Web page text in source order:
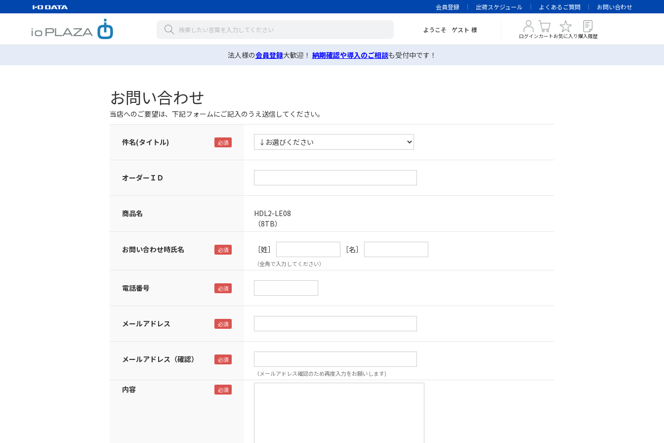
会員登録 出荷スケジュール よくあるご質問 お問い合わせ
ようこそ ゲスト 様
ログインカートお気に入り 購入履歴
法人様の会員登録大歓迎！ 納期確認や導入のご相談も受付中です！
お問い合わせ
当店へのご要望は、下記フォームにご記入のうえ送信してください。
件名(タイトル)
オーダーＩＤ
商品名
HDL2-LE08
（8TB）
お問い合わせ時氏名 ［姓］ ［名］
（全角で入力してください）
電話番号
メールアドレス
メールアドレス（確認）
（メールアドレス確認のため再度入力をお願いします)
内容